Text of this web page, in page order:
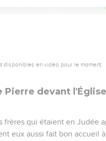
disponibles en vidéo pour le moment.
Pierre devant
frères qui étaient en Judée
eux aussi fait bon accueil